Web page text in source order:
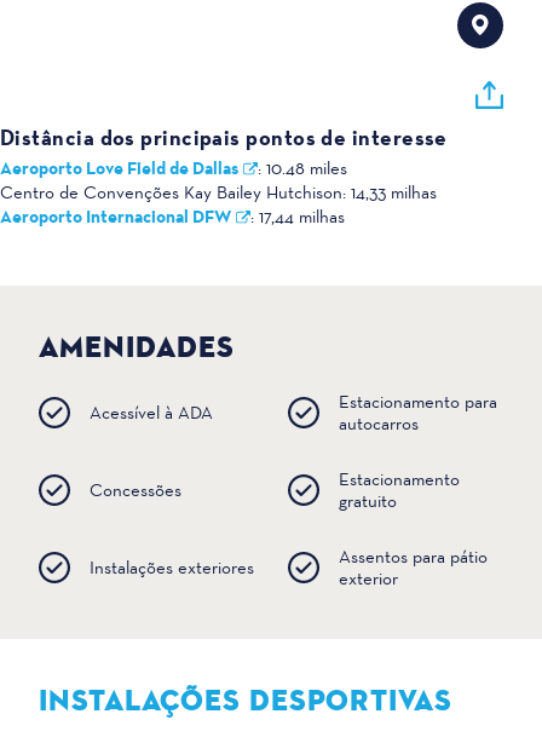
Distância dos principais pontos de interesse
Aeroporto Love Field de Dallas : 10.48 miles
Centro de Convenções Kay Bailey Hutchison: 14,33 milhas
Aeroporto Internacional DFW : 17,44 milhas
AMENIDADES
Acessível à ADA
Estacionamento para
autocarros
Concessões
Estacionamento
gratuito
Instalações exteriores
Assentos para pátio
exterior
INSTALAÇÕES DESPORTIVAS